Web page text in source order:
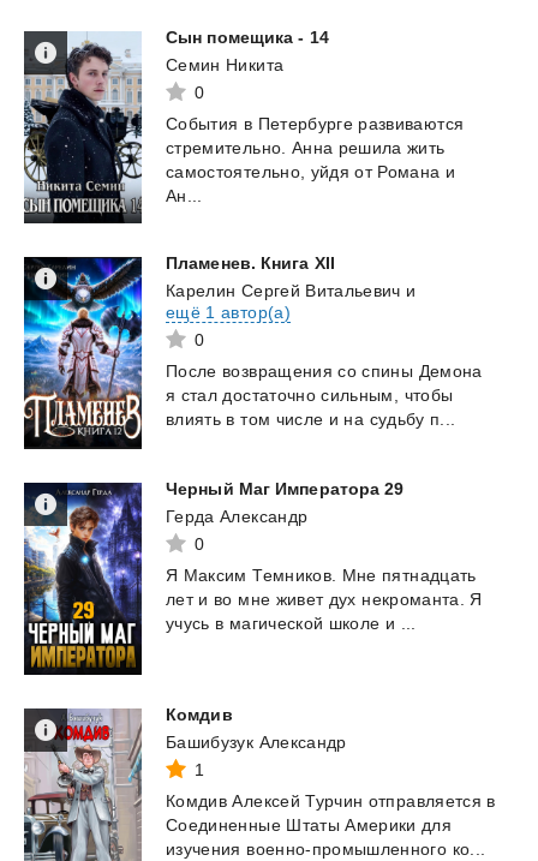
Сын помещика - 14
Семин Никита
0
События в Петербурге развиваются
стремительно. Анна решила жить
самостоятельно, уйдя от Романа и
Ан...
Пламенев. Книга XII
Карелин Сергей Витальевич и
ещё 1 автор(а)
0
После возвращения со спины Демона
я стал достаточно сильным, чтобы
влиять в том числе и на судьбу п...
Черный Маг Императора 29
Герда Александр
0
Я Максим Темников. Мне пятнадцать
лет и во мне живет дух некроманта. Я
учусь в магической школе и ...
Комдив
Башибузук Александр
1
Комдив Алексей Турчин отправляется в
Соединенные Штаты Америки для
изучения военно-промышленного ко...